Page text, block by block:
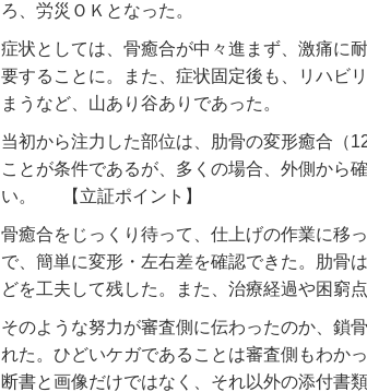
ろ、労災ＯＫとなった。
症状としては、骨癒合が中々進まず、激痛に
要することに。また、症状固定後も、リハビ
まうなど、山あり谷ありであった。
当初から注力した部位は、肋骨の変形癒合（
ことが条件であるが、多くの場合、外側から
い。 【立証ポイント】
骨癒合をじっくり待って、仕上げの作業に移
で、簡単に変形・左右差を確認できた。肋骨
どを工夫して残した。また、治療経過や困窮
そのような努力が審査側に伝わったのか、鎖
れた。ひどいケガであることは審査側もわか
断書と画像だけではなく、それ以外の添付書